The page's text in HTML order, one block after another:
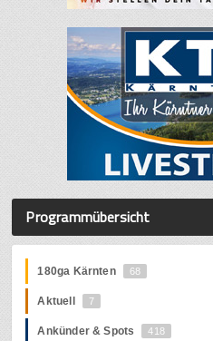
Programmübersicht
180ga Kärnten 68
Aktuell 7
Ankünder & Spots 418